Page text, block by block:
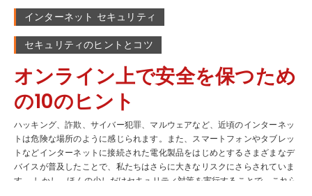
護者および専門家として、プライベートとワークライフを安全に保ちなが
ら、スマートフォンをハッキングから守るためにできることをいくつか紹
介します。 1. 顔認証や指紋認証、パターン、暗証番号などの特別な防御対
策を追加する スマートフォンを顔認証、指紋認証、パターン、暗証番号で
ロックするという方法は、紛失や盗難に遭った際の最も一般的な保護手段
です(ロック方法のオプションは各デバイス、OS、製造メーカーによって
さまざまな種類があります）。次にもう一歩進んだ、より強力な保護を行
ないます。それは携帯電話内の各アカウントを強力なパスワードで保護
し、さらに二段階認証を提供しているアプリを使用することで、防御対策
を2倍にすることができます。 2. VPN（仮想プライベートネットワーク）
を利用する これはつまり、保護されているか定かではない公共のWi-Fiネ
ットワークに接続しないということです。空港やカフェ、ホテルなどの安
全かどうかわからない公共ネットワークからWi-Fiに接続すると、情報が
インターネット セキュリティ
セキュリティのヒントとコツ
オンライン上で安全を保つため
の10のヒント
ハッキング、詐欺、サイバー犯罪、マルウェアなど、近頃のインターネッ
トは危険な場所のように感じられます。また、スマートフォンやタブレッ
トなどインターネットに接続された電化製品をはじめとするさまざまなデ
バイスが普及したことで、私たちはさらに大きなリスクにさらされていま
す。 しかし、ほんの少しだけセキュリティ対策を実行することで、これら